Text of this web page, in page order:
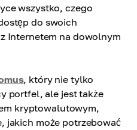
wszystko, czego
do swoich
Internetem na dowolnym
, który nie tylko
portfel, ale jest także
kryptowalutowym,
jakich może potrzebować